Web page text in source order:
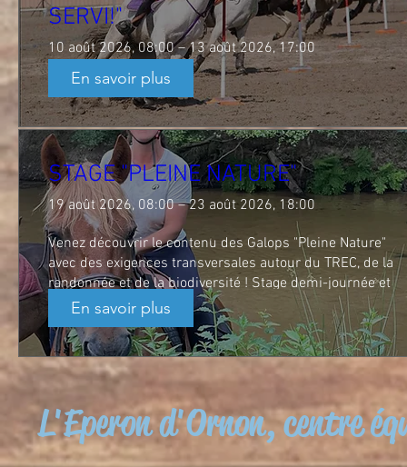
SERVI!"
10 août 2026, 08:00 – 13 août 2026, 17:00
Peu importe votre niveau (à partir du Galop 1) , vos envies,
le nombre de jours : on s'adapte !
Réunissez vos amis cavaliers pour former des stages aux
thèmes choisis par vos soins !
En savoir plus
STAGE "PLEINE NATURE"
19 août 2026, 08:00 – 23 août 2026, 18:00
Venez découvrir le contenu des Galops "Pleine Nature"
avec des exigences transversales autour du TREC, de la
randonnée et de la biodiversité ! Stage demi-journée et
balade à la journée.
Nous contacter pour plus d'informations !
En savoir plus
L'Eperon d'Ornon, centre